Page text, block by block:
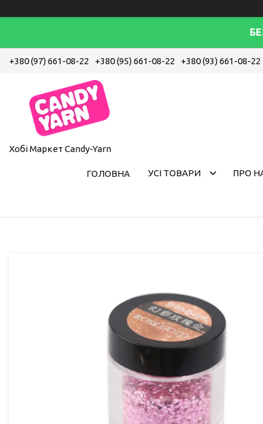
+380 (97) 661-08-22 +380 (95) 661-08-22 +380 (93) 661-08-22
Хобі Маркет Candy-Yarn
ГОЛОВНА УСІ ТОВАРИ ПРО